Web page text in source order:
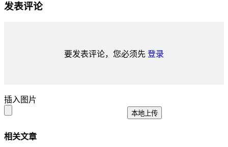
发表评论
要发表评论，您必须先 登录
插入图片
本地上传
相关文章